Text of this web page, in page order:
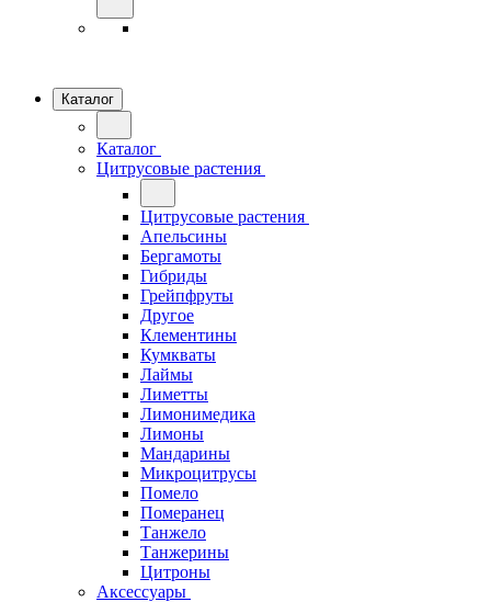
Каталог
Каталог
Цитрусовые растения
Цитрусовые растения
Апельсины
Бергамоты
Гибриды
Грейпфруты
Другое
Клементины
Кумкваты
Лаймы
Лиметты
Лимонимедика
Лимоны
Мандарины
Микроцитрусы
Помело
Померанец
Танжело
Танжерины
Цитроны
Аксессуары